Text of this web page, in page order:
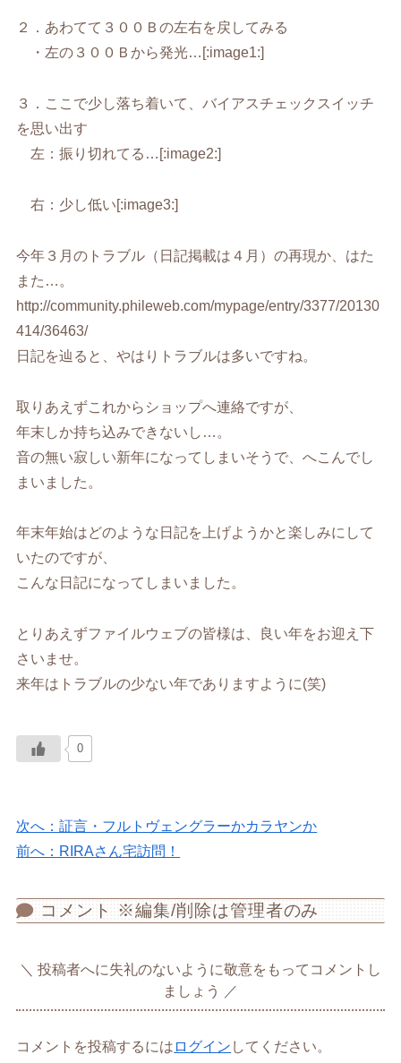
２．あわてて３００Ｂの左右を戻してみる
・左の３００Ｂから発光…[:image1:]
３．ここで少し落ち着いて、バイアスチェックスイッチ
を思い出す
左：振り切れてる…[:image2:]
右：少し低い[:image3:]
今年３月のトラブル（日記掲載は４月）の再現か、はた
また…。
http://community.phileweb.com/mypage/entry/3377/20130
414/36463/
日記を辿ると、やはりトラブルは多いですね。
取りあえずこれからショップへ連絡ですが、
年末しか持ち込みできないし…。
音の無い寂しい新年になってしまいそうで、へこんでし
まいました。
年末年始はどのような日記を上げようかと楽しみにして
いたのですが、
こんな日記になってしまいました。
とりあえずファイルウェブの皆様は、良い年をお迎え下
さいませ。
来年はトラブルの少ない年でありますように(笑)
0
次へ：証言・フルトヴェングラーかカラヤンか
前へ：RIRAさん宅訪問！
コメント ※編集/削除は管理者のみ
投稿者へに失礼のないように敬意をもってコメントし
ましょう
コメントを投稿するには ログイン してください。